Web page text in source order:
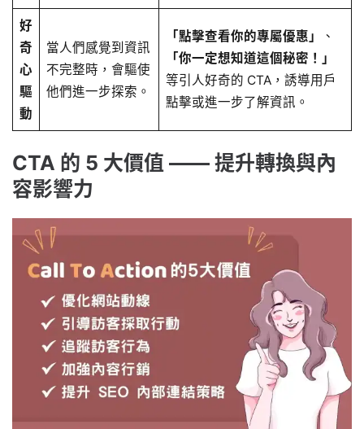
好
奇
心
驅
動
當人們感覺到資訊
不完整時，會驅使
他們進一步探索。
「點擊查看你的專屬優惠」
、
「你一定想知道這個秘密！」
等引人好奇的 CTA，誘導用戶
點擊或進一步了解資訊。
CTA 的 5 大價值 —— 提升轉換與內
容影響力